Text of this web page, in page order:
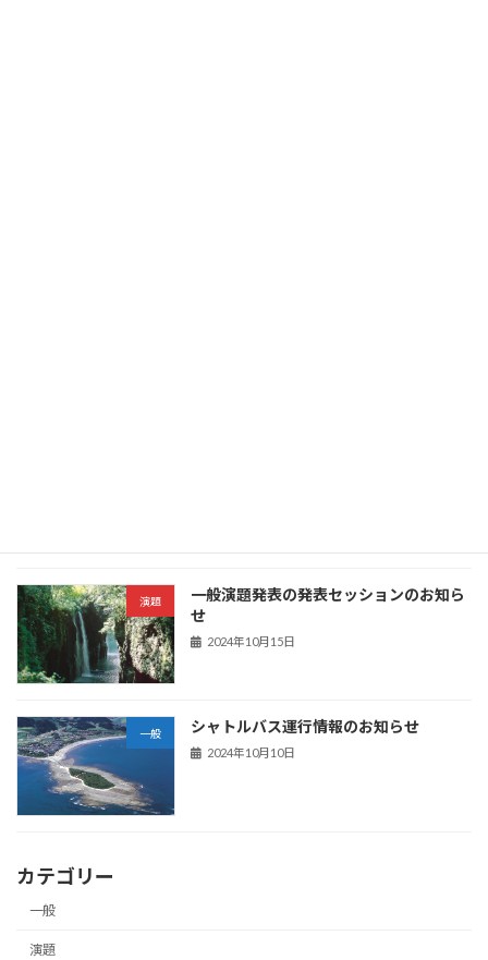
演題
一般演題発表の発表セッションのお知ら
せ
2024年10月15日
一般 シャトルバス運行情報のお知らせ
2024年10月10日
カテゴリー
一般
演題